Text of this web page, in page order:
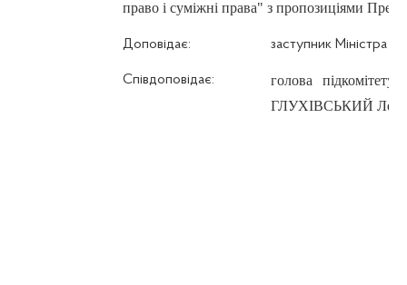
право і суміжні права" з пропозиціями
Доповідає:
Співдоповідає:
заступник Міністра
голова
ГЛУХІВСЬКИЙ Лев